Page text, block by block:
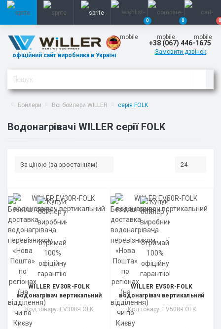
0 0 0
офіційний сайт виробника в Україні
+38 (067) 446-1675
Замовити дзвінок
Бойлери Всі бойлери WILLER серія FOLK
Водонагрівачі WILLER серії FOLK
WILLER EV30R-FOLK
водонагрівач вертикальний
Код товару: EV30R-FOLK
WILLER EV50R-FOLK
водонагрівач вертикальний
Код товару: EV50R-FOLK